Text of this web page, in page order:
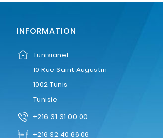
INFORMATION
Tunisianet
10 Rue Saint Augustin
1002 Tunis
Tunisie
+216 31 31 00 00
+216 32 40 66 06